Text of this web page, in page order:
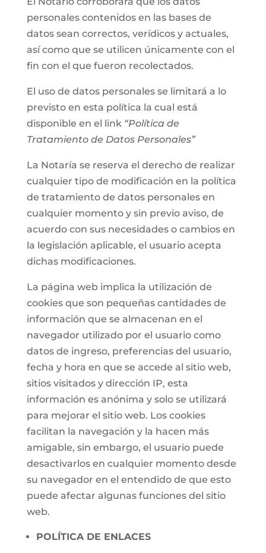
personales contenidos en las bases de
datos sean correctos, verídicos y actuales,
así como que se utilicen únicamente con el
fin con el que fueron recolectados.
El uso de datos personales se limitará a lo
previsto en esta política la cual está
disponible en el link “Política de
Tratamiento de Datos Personales”
La Notaría se reserva el derecho de realizar
cualquier tipo de modificación en la política
de tratamiento de datos personales en
cualquier momento y sin previo aviso, de
acuerdo con sus necesidades o cambios en
la legislación aplicable, el usuario acepta
dichas modificaciones.
La página web implica la utilización de
cookies que son pequeñas cantidades de
información que se almacenan en el
navegador utilizado por el usuario como
datos de ingreso, preferencias del usuario,
fecha y hora en que se accede al sitio web,
sitios visitados y dirección IP, esta
información es anónima y solo se utilizará
para mejorar el sitio web. Los cookies
facilitan la navegación y la hacen más
amigable, sin embargo, el usuario puede
desactivarlos en cualquier momento desde
su navegador en el entendido de que esto
puede afectar algunas funciones del sitio
web.
POLÍTICA DE ENLACES